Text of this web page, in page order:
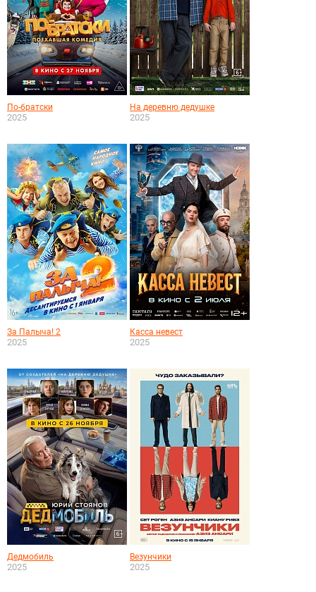
По-братски
2025
На деревню дедушке
2025
За Палыча! 2
2025
Касса невест
2025
Дедмобиль
2025
Везунчики
2025